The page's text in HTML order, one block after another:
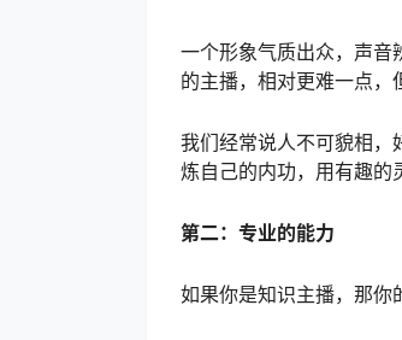
一个形象气质出众，声音
的主播，相对更难一点，
我们经常说人不可貌相，
炼自己的内功，用有趣的
第二：专业的能力
如果你是知识主播，那你